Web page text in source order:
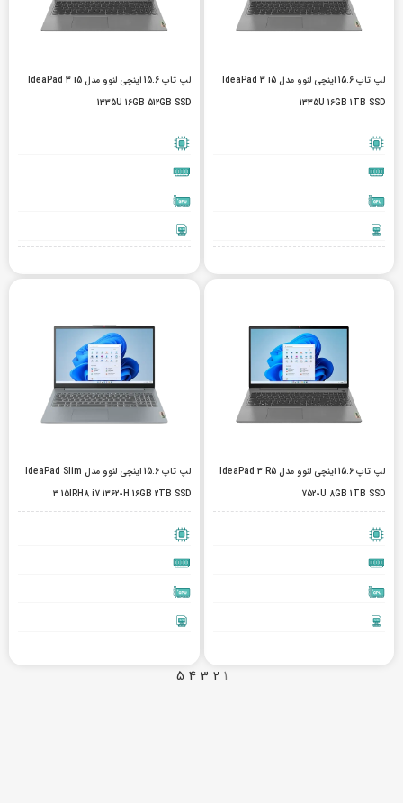
لپ تاپ 15.6 اینچی لنوو مدل IdeaPad 3 i5
1335U 16GB 1TB SSD
لپ تاپ 15.6 اینچی لنوو مدل IdeaPad 3 i5
1335U 16GB 512GB SSD
لپ تاپ 15.6 اینچی لنوو مدل IdeaPad 3 R5
7520U 8GB 1TB SSD
لپ تاپ 15.6 اینچی لنوو مدل IdeaPad Slim
3 15IRH8 i7 13620H 16GB 2TB SSD
1
2
3
4
5